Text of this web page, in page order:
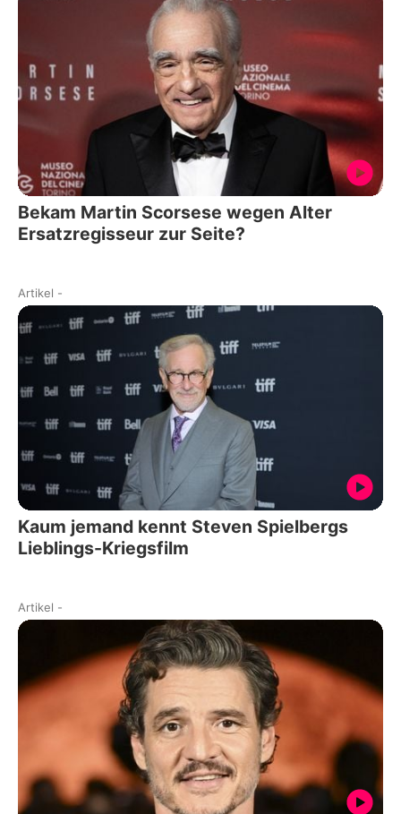
Bekam Martin Scorsese wegen Alter
Ersatzregisseur zur Seite?
Artikel -
Kaum jemand kennt Steven Spielbergs
Lieblings-Kriegsfilm
Artikel -